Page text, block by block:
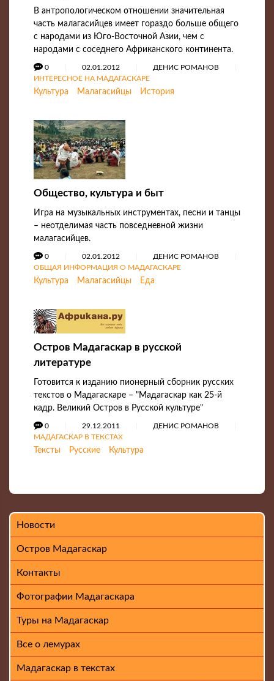
В антропологическом отношении значительная
часть малагасийцев имеет гораздо больше общего
с народами из Юго-Восточной Азии, чем с
народами с соседнего Африканского континента.
0 02.01.2012
ДЕНИС РОМАНОВ
ИНТЕРЕСНОЕ НА МАДАГАСКАРЕ
Культура Малагасийцы История
Общество, культура и быт
Игра на музыкальных инструментах, песни и танцы
– неотделимая часть повседневной жизни
малагасийцев.
0 02.01.2012
ДЕНИС РОМАНОВ
ОБЩАЯ ИНФОРМАЦИЯ О МАДАГАСКАРЕ
Культура Малагасийцы Еда
Остров Мадагаскар в русской
литературе
Готовится к изданию пионерный сборник русских
текстов о Мадагаскаре – "Мадагаскар как 25-й
кадр. Великий Остров в Русской культуре"
0 29.12.2011
ДЕНИС РОМАНОВ
МАДАГАСКАР В ТЕКСТАХ
Тексты Русские Культура
Новости
Остров Мадагаскар
Контакты
Фотографии Мадагаскара
Туры на Мадагаскар
Все о лемурах
Мадагаскар в текстах